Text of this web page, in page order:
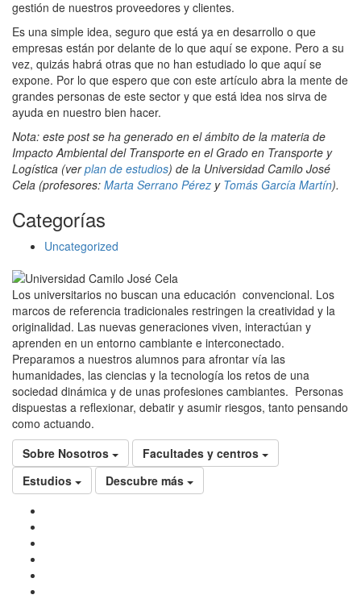
gestión de nuestros proveedores y clientes.
Es una simple idea, seguro que está ya en desarrollo o que
empresas están por delante de lo que aquí se expone. Pero a su
vez, quizás habrá otras que no han estudiado lo que aquí se
expone. Por lo que espero que con este artículo abra la mente de
grandes personas de este sector y que está idea nos sirva de
ayuda en nuestro bien hacer.
Nota: este post se ha generado en el ámbito de la materia de
Impacto Ambiental del Transporte en el Grado en Transporte y
Logística (verplan de estudios) de la Universidad Camilo José
Cela (profesores: Marta Serrano Pérez y Tomás García Martín).
Categorías
Uncategorized
Los universitarios no buscan una educación convencional. Los
marcos de referencia tradicionales restringen la creatividad y la
originalidad. Las nuevas generaciones viven, interactúan y
aprenden en un entorno cambiante e interconectado.
Preparamos a nuestros alumnos para afrontar vía las
humanidades, las ciencias y la tecnología los retos de una
sociedad dinámica y de unas profesiones cambiantes. Personas
dispuestas a reflexionar, debatir y asumir riesgos, tanto pensando
como actuando.
Sobre Nosotros
Facultades y centros
Estudios
Descubre más